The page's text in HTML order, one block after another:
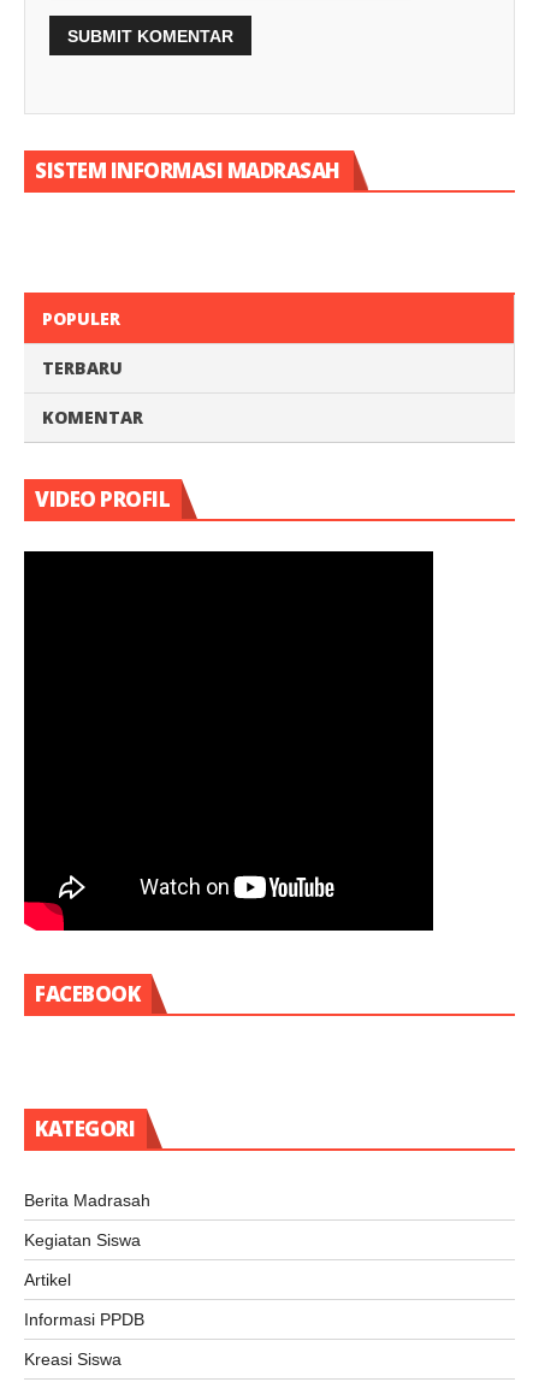
SISTEM INFORMASI MADRASAH
POPULER
TERBARU
KOMENTAR
VIDEO PROFIL
FACEBOOK
KATEGORI
Berita Madrasah
Kegiatan Siswa
Artikel
Informasi PPDB
Kreasi Siswa